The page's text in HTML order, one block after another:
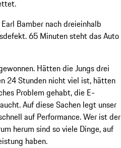
Bamber nach dreieinhalb
65 Minuten steht das Auto
Hätten die Jungs drei
24 Stunden nicht viel ist, hätten
Problem gehabt, die E-
Auf diese Sachen legt unser
auf Performance. Wer ist der
herum sind so viele Dinge, auf
haben.